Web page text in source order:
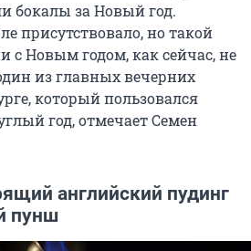
бокалы за Новый год.
присутствовало, но такой
с Новым годом, как сейчас, не
из главных вечерних
который пользовался
год, отмечает Семен
английский пудинг
пунш